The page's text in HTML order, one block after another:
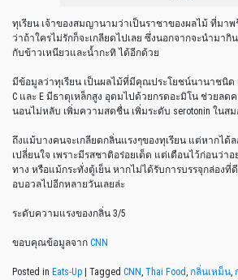
ทุเรียน เจ้าของสมญานามว่าเป็นราชาของผลไม้ ที่มา
ว่าถ้าใครไม่รักก็จะเกลียดไปเลย ซึ่งนอกจากจะนำมากิ
กับข้าวเหนียวและน้ำกะทิ ได้อีกด้วย
มีข้อมูลว่าทุเรียน เป็นผลไม้ที่มีคุณประโยชน์นานาชนิด
C และ E มีธาตุเหล็กสูง อุดมไปด้วยกรดอะมิโน ช่วยลด
นอนไม่หลับ เพิ่มความสดชื่น เพิ่มระดับ serotonin ในส
ถึงแม้บางคนจะเกลียดกลิ่นแรงๆของทุเรียน แต่หากได้
เปลี่ยนใจ เพราะมีรสชาติอร่อยเด็ด แต่เตือนไว้ก่อนว่า
ทาง หรือแม้กระทั่งตู้เย็น หากไม่ได้รับการบรรจุกล่องที่
อบอวลไปอีกหลายวันเลยล่ะ
ระดับความแรงของกลิ่น 3/5
ขอบคุณข้อมูลจาก CNN
Posted in Eats-Up Tagged CNN, Thai Food, กลิ่นเหม็น,